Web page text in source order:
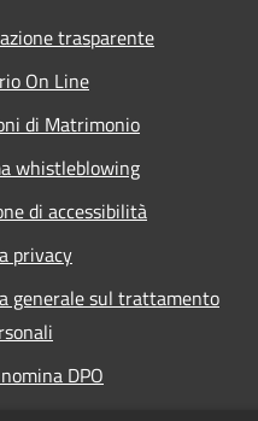
trasparente
On Line
di Matrimonio
whistleblowing
di accessibilità
privacy
generale sul trattamento
DPO